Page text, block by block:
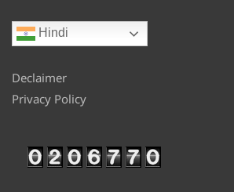
Hindi
Declaimer
Privacy Policy